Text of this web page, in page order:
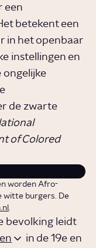
een
betekent een
in het openbaar
instellingen en
ongelijke
de zwarte
of Colored
worden Afro-
witte burgers. De
bevolking leidt
in de 19e en